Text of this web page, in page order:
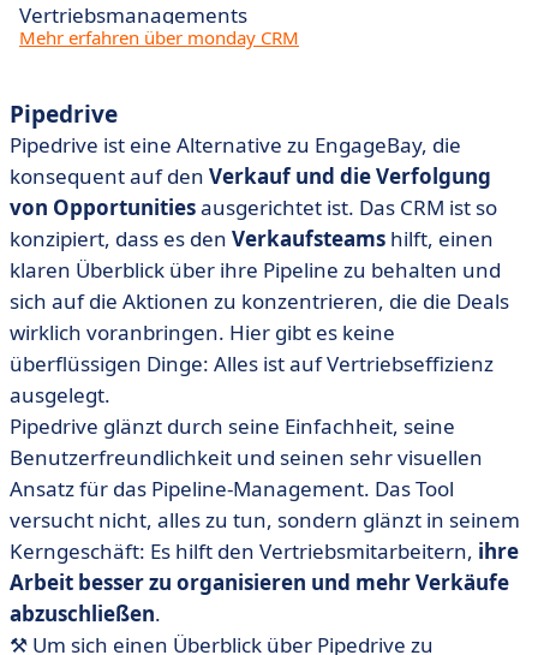
Vertriebsmanagements
Mehr erfahren über monday CRM
Pipedrive
Pipedrive ist eine Alternative zu EngageBay, die
konsequent auf den Verkauf und die Verfolgung
von Opportunitiesausgerichtet ist. Das CRM ist so
konzipiert, dass es den Verkaufsteams hilft, einen
klaren Überblick über ihre Pipeline zu behalten und
sich auf die Aktionen zu konzentrieren, die die Deals
wirklich voranbringen. Hier gibt es keine
überflüssigen Dinge: Alles ist auf Vertriebseffizienz
ausgelegt.
Pipedrive glänzt durch seine Einfachheit, seine
Benutzerfreundlichkeit und seinen sehr visuellen
Ansatz für das Pipeline-Management. Das Tool
versucht nicht, alles zu tun, sondern glänzt in seinem
Kerngeschäft: Es hilft den Vertriebsmitarbeitern, ihre
Arbeit besser zu organisieren und mehr Verkäufe
abzuschließen.
⚒️ Um sich einen Überblick über Pipedrive zu